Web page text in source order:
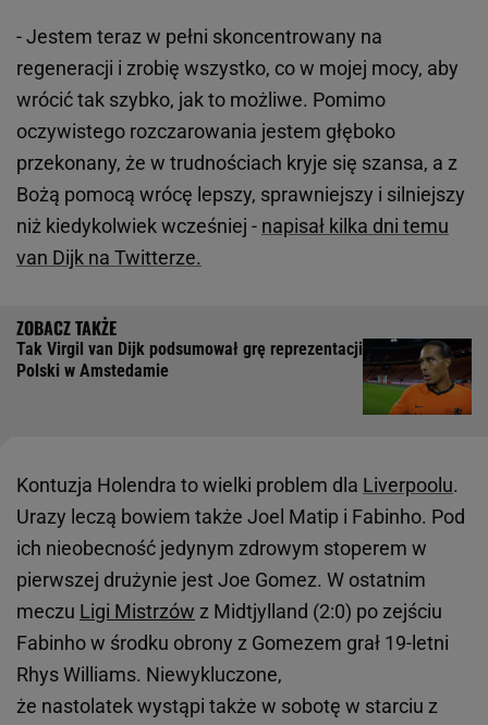
- Jestem teraz w pełni skoncentrowany na
regeneracji i zrobię wszystko, co w mojej mocy, aby
wrócić tak szybko, jak to możliwe. Pomimo
oczywistego rozczarowania jestem głęboko
przekonany, że w trudnościach kryje się szansa, a z
Bożą pomocą wrócę lepszy, sprawniejszy i silniejszy
niż kiedykolwiek wcześniej - napisał kilka dni temu
van Dijk na Twitterze.
Tak Virgil van Dijk podsumował grę reprezentacji
Polski w Amstedamie
Kontuzja Holendra to wielki problem dla Liverpoolu.
Urazy leczą bowiem także Joel Matip i Fabinho. Pod
ich nieobecność jedynym zdrowym stoperem w
pierwszej drużynie jest Joe Gomez. W ostatnim
meczu Ligi Mistrzów z Midtjylland (2:0) po zejściu
Fabinho w środku obrony z Gomezem grał 19-letni
Rhys Williams. Niewykluczone,
że nastolatek wystąpi także w sobotę w starciu z